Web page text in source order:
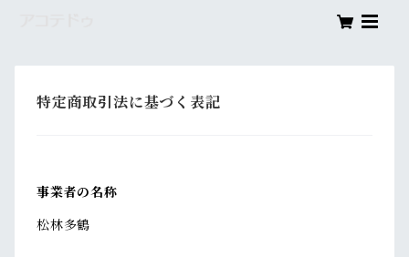
特定商取引法に基づく表記
事業者の名称
松林多鶴